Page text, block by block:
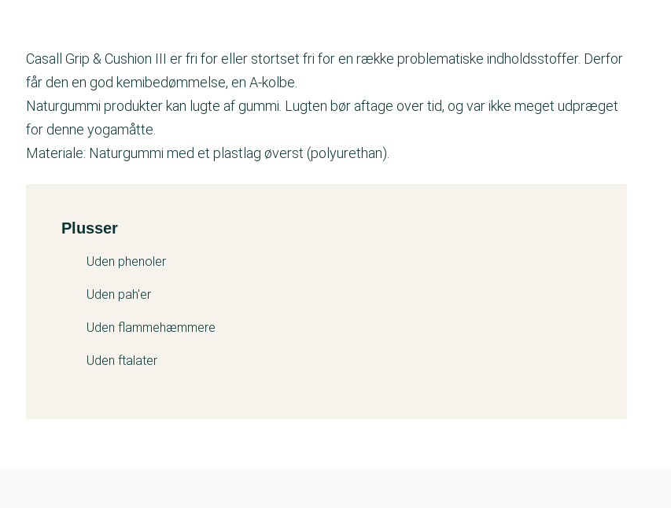
Casall Grip & Cushion III er fri for eller stortset fri for en række problematiske indholdsstoffer. Derfor
får den en god kemibedømmelse, en A-kolbe.
Naturgummi produkter kan lugte af gummi. Lugten bør aftage over tid, og var ikke meget udpræget
for denne yogamåtte.
Materiale: Naturgummi med et plastlag øverst (polyurethan).
Kemitest
Plusser
Uden phenoler
Uden pah'er
Uden flammehæmmere
Uden ftalater